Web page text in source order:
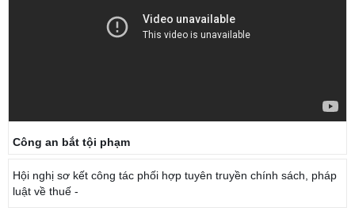
Công an bắt tội phạm
Hội nghị sơ kết công tác phối hợp tuyên truyền chính sách, pháp
luật về thuế -